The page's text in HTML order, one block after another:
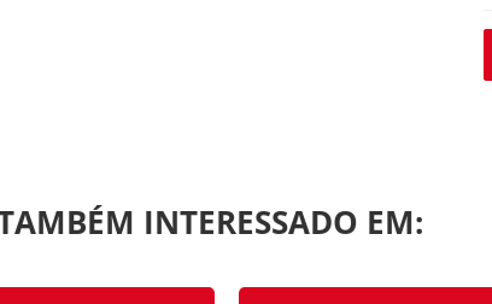
INTERESSADO EM: